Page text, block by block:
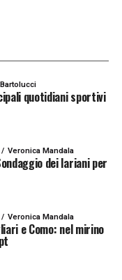
quotidiani sportivi
Veronica Mandala
dei lariani per
Veronica Mandala
e Como: nel mirino